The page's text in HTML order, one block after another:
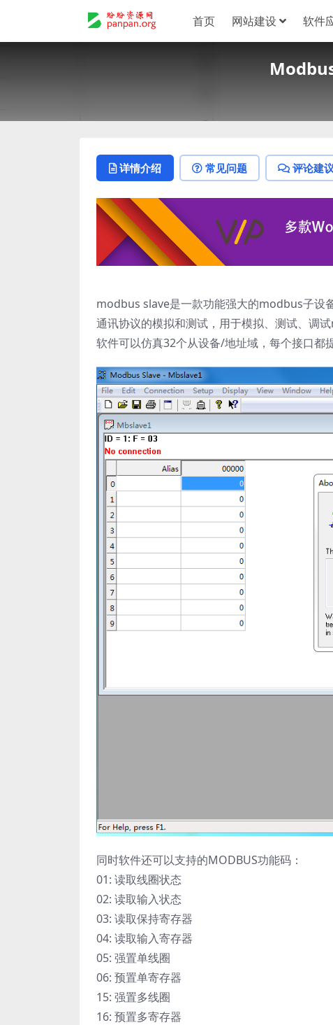
首页 网站建设 软件
详情介绍 常见问题 评论建议
modbus slave是一款功能强大的modbus子设
通讯协议的模拟和测试，用于模拟、测试、调
软件可以仿真32个从设备/地址域，每个接口都
同时软件还可以支持的MODBUS功能码：
01: 读取线圈状态
02: 读取输入状态
03: 读取保持寄存器
04: 读取输入寄存器
05: 强置单线圈
06: 预置单寄存器
15: 强置多线圈
16: 预置多寄存器